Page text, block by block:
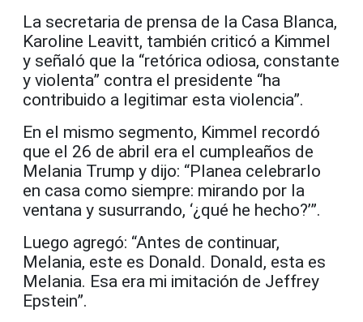
La secretaria de prensa de la Casa Blanca,
Karoline Leavitt, también criticó a Kimmel
y señaló que la “retórica odiosa, constante
y violenta” contra el presidente “ha
contribuido a legitimar esta violencia”.
En el mismo segmento, Kimmel recordó
que el 26 de abril era el cumpleaños de
Melania Trump y dijo: “Planea celebrarlo
en casa como siempre: mirando por la
ventana y susurrando, ‘¿qué he hecho?’”.
Luego agregó: “Antes de continuar,
Melania, este es Donald. Donald, esta es
Melania. Esa era mi imitación de Jeffrey
Epstein”.